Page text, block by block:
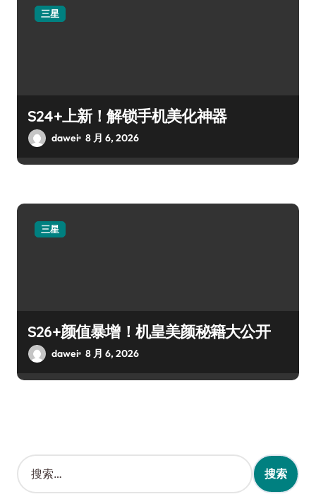
三星
S24+上新！解锁手机美化神器
dawei 8 月 6, 2026
三星
S26+颜值暴增！机皇美颜秘籍大公开
dawei 8 月 6, 2026
搜
索
：